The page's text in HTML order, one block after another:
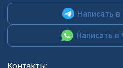
Написать
Написать в
Контакты: